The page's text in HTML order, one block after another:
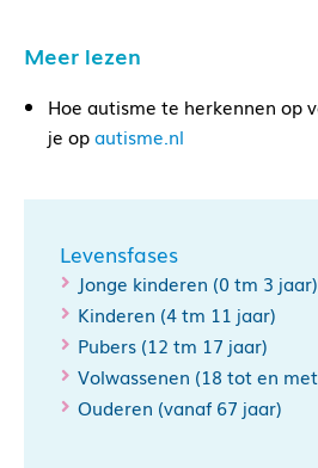
Meer lezen
Hoe autisme te herkennen op
je opautisme.nl
Levensfases
Jonge kinderen (0 tm 3 jaar)
Kinderen (4 tm 11 jaar)
Pubers (12 tm 17 jaar)
Volwassenen (18 tot en
Ouderen (vanaf 67 jaar)